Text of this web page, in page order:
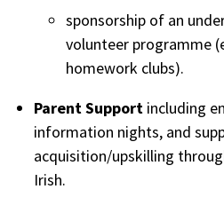
sponsorship of an
volunteer programme
homework clubs).
Parent Support including
information nights, and
acquisition/upskilling
Irish.